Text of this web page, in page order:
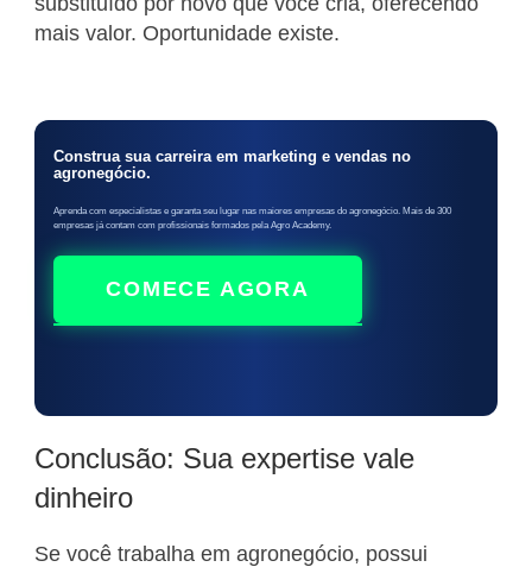
mais valor. Oportunidade existe.
Construa sua carreira em marketing e vendas no
agronegócio.
Aprenda com especialistas e garanta seu lugar nas maiores empresas do agronegócio. Mais de 300
empresas já contam com profissionais formados pela Agro Academy.
COMECE AGORA
Conclusão: Sua expertise vale
dinheiro
Se você trabalha em agronegócio, possui